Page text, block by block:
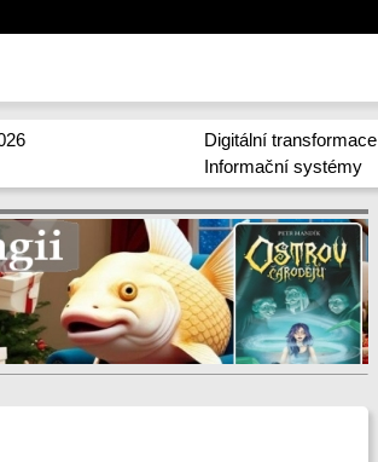
Digitální transformace
Informační systémy